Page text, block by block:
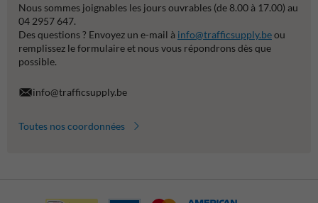
Nous sommes joignables les jours ouvrables (de 8.00 à 17.00) au
04 2957 647.
Des questions ? Envoyez un e-mail à info@trafficsupply.beou
remplissez le formulaire et nous vous répondrons dès que
possible.
info@trafficsupply.be
Toutes nos coordonnées